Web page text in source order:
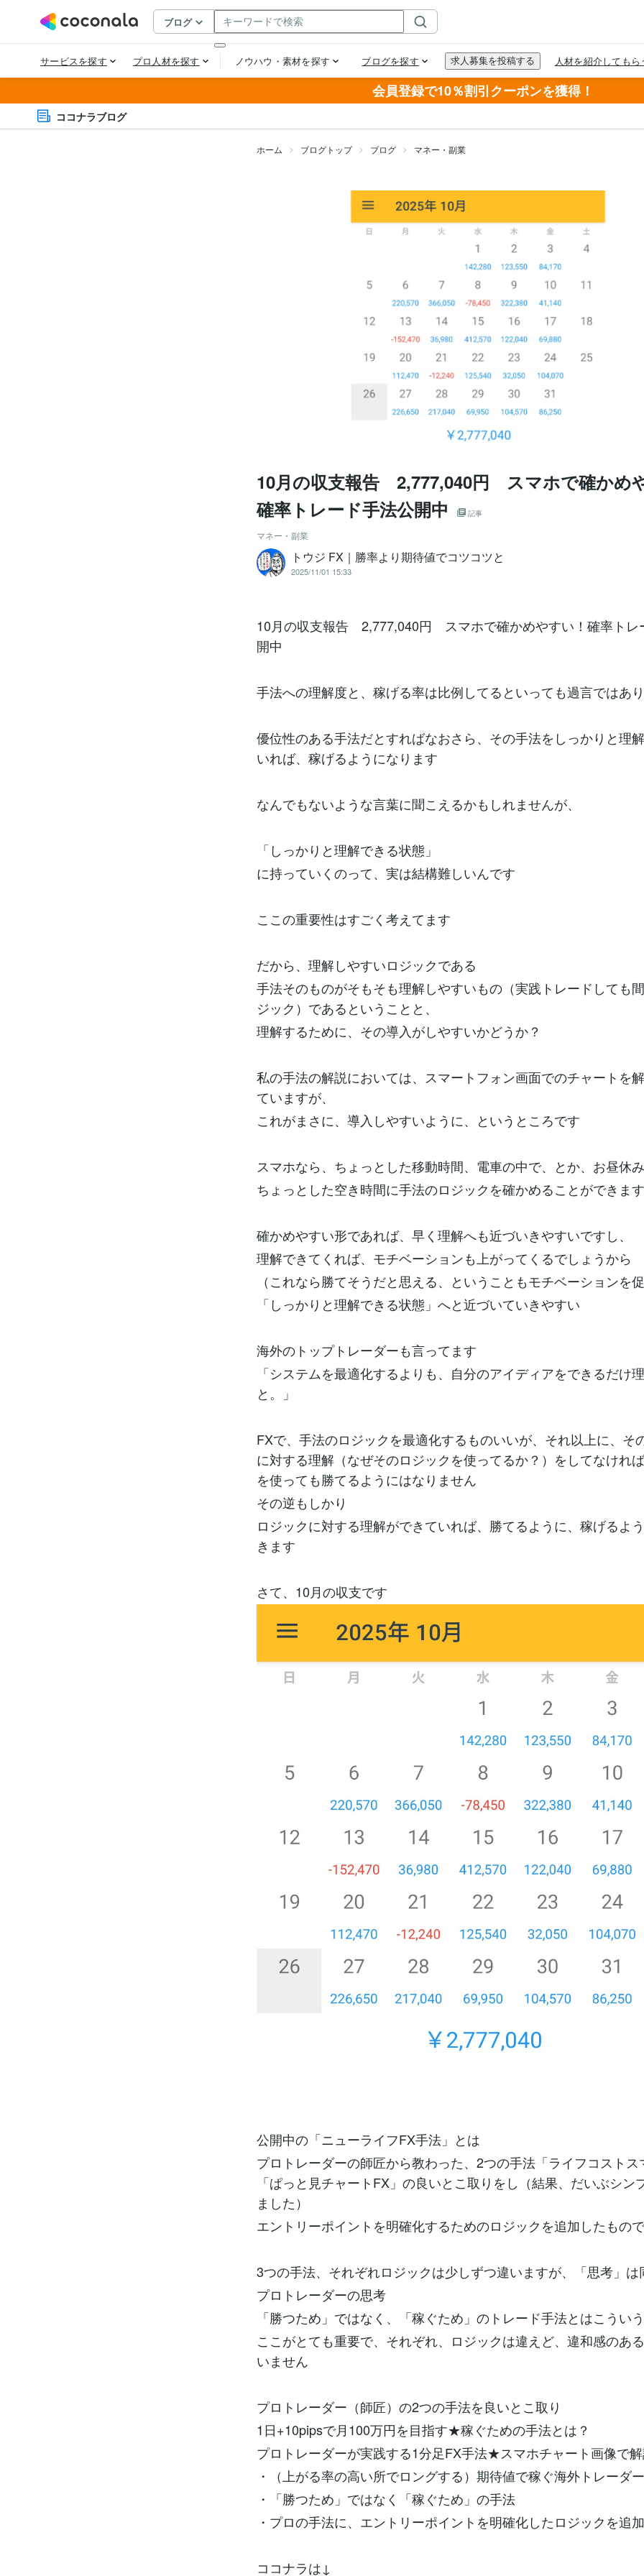
会員登録で10％割引クーポンを獲得！
ココナラブログ
ホーム ブログトップ ブログ マネー・副業
10月の収支報告 2,777,040円 スマホで確かめ
確率トレード手法公開中
記事
マネー・副業
トウジ FX｜勝率より期待値でコツコツと
2025/11/01 15:33
10月の収支報告 2,777,040円 スマホで確かめやすい！確率トレ
開中
手法への理解度と、稼げる率は比例してるといっても過言ではあ
優位性のある手法だとすればなおさら、その手法をしっかりと理
いれば、稼げるようになります
なんでもないような言葉に聞こえるかもしれませんが、
「しっかりと理解できる状態」
に持っていくのって、実は結構難しいんです
ここの重要性はすごく考えてます
だから、理解しやすいロジックである
手法そのものがそもそも理解しやすいもの（実践トレードしても
ジック）であるということと、
理解するために、その導入がしやすいかどうか？
私の手法の解説においては、スマートフォン画面でのチャートを
ていますが、
これがまさに、導入しやすいように、というところです
スマホなら、ちょっとした移動時間、電車の中で、とか、お昼休
ちょっとした空き時間に手法のロジックを確かめることができます
確かめやすい形であれば、早く理解へも近づいきやすいですし、
理解できてくれば、モチベーションも上がってくるでしょうから
（これなら勝てそうだと思える、ということもモチベーションを促
「しっかりと理解できる状態」へと近づいていきやすい
海外のトップトレーダーも言ってます
「システムを最適化するよりも、自分のアイディアをできるだけ
と。」
FXで、手法のロジックを最適化するものいいが、それ以上に、そ
に対する理解（なぜそのロジックを使ってるか？）をしてなけれ
を使っても勝てるようにはなりません
その逆もしかり
ロジックに対する理解ができていれば、勝てるように、稼げるよ
きます
さて、10月の収支です
公開中の「ニューライフFX手法」とは
プロトレーダーの師匠から教わった、2つの手法「ライフコストス
「ぱっと見チャートFX」の良いとこ取りをし（結果、だいぶシン
ました）
エントリーポイントを明確化するためのロジックを追加したもの
3つの手法、それぞれロジックは少しずつ違いますが、「思考」は
プロトレーダーの思考
「勝つため」ではなく、「稼ぐため」のトレード手法とはこうい
ここがとても重要で、それぞれ、ロジックは違えど、違和感のあ
いません
プロトレーダー（師匠）の2つの手法を良いとこ取り
1日+10pipsで月100万円を目指す★稼ぐための手法とは？
プロトレーダーが実践する1分足FX手法★スマホチャート画像で
・（上がる率の高い所でロングする）期待値で稼ぐ海外トレーダ
・「勝つため」ではなく「稼ぐため」の手法
・プロの手法に、エントリーポイントを明確化したロジックを追加
ココナラは↓